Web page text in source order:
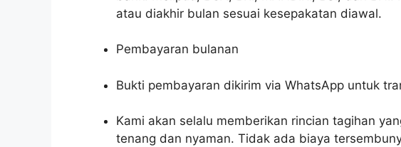
atau diakhir bulan sesuai kesepakatan diawal.
Pembayaran bulanan
Bukti pembayaran dikirim via WhatsApp untuk
Kami akan selalu memberikan rincian tagihan
tenang dan nyaman. Tidak ada biaya